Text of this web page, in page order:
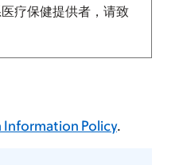
疗保健提供者，请致
Information Policy.